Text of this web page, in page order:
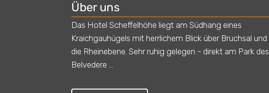
Über uns
Das Hotel Scheffelhöhe liegt am Südhang eines
Kraichgauhügels mit herrlichem Blick über Bruchsal und
die Rheinebene. Sehr ruhig gelegen - direkt am Park des
Belvedere ...